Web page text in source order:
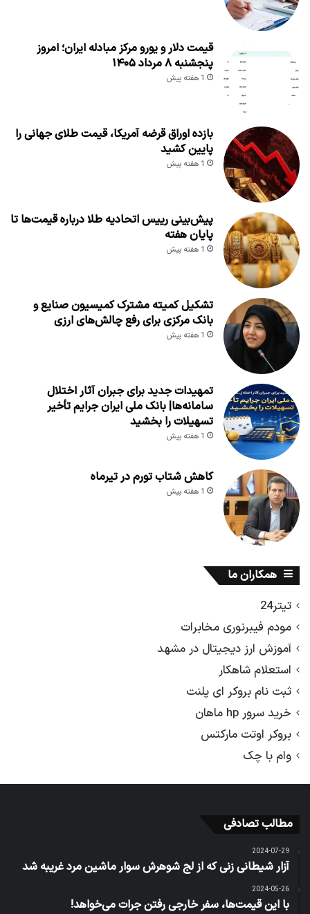
قیمت دلار و یورو مرکز مبادله ایران؛ امروز
پنجشنبه ۸ مرداد ۱۴۰۵
1 هفته پیش
بازده اوراق قرضه آمریکا، قیمت طلای جهانی را
پایین کشید
1 هفته پیش
پیش‌بینی رییس اتحادیه طلا درباره قیمت‌ها تا
پایان هفته
1 هفته پیش
تشکیل کمیته مشترک کمیسیون صنایع و
بانک مرکزی برای رفع چالش‌های ارزی
1 هفته پیش
تمهیدات جدید برای جبران آثار اختلال
سامانه‌ها| بانک ملی ایران جرایم تأخیر
تسهیلات را بخشید
1 هفته پیش
کاهش شتاب تورم در تیرماه
1 هفته پیش
همکاران ما
تیتر24
مودم فیبرنوری مخابرات
آموزش ارز دیجیتال در مشهد
استعلام شاهکار
ثبت نام بروکر ای پلنت
خرید سرور hp ماهان
بروکر اوتت مارکتس
وام با چک
مطالب تصادفی
2024-07-29
آزار شیطانی زنی که از لج شوهرش سوار ماشین مرد غریبه شد
2024-05-26
با این قیمت‌ها، سفر خارجی رفتن جرات می‌خواهد!